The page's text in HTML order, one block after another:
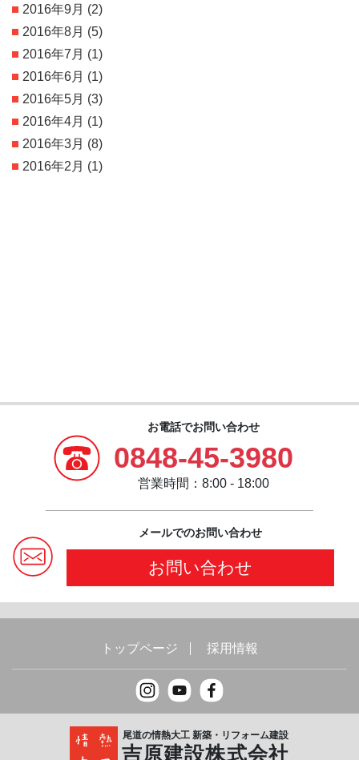
2016年9月 (2)
2016年8月 (5)
2016年7月 (1)
2016年6月 (1)
2016年5月 (3)
2016年4月 (1)
2016年3月 (8)
2016年2月 (1)
お電話でお問い合わせ
0848-45-3980
営業時間：8:00 - 18:00
メールでのお問い合わせ
お問い合わせ
トップページ 採用情報
尾道の情熱大工 新築・リフォーム建設
吉原建設株式会社